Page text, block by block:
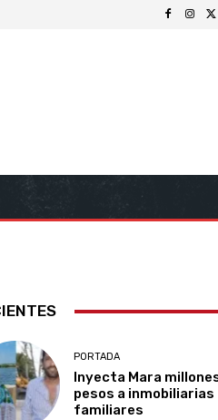
PORTADA
Inyecta Mara
pesos a inmobiliarias
familiares